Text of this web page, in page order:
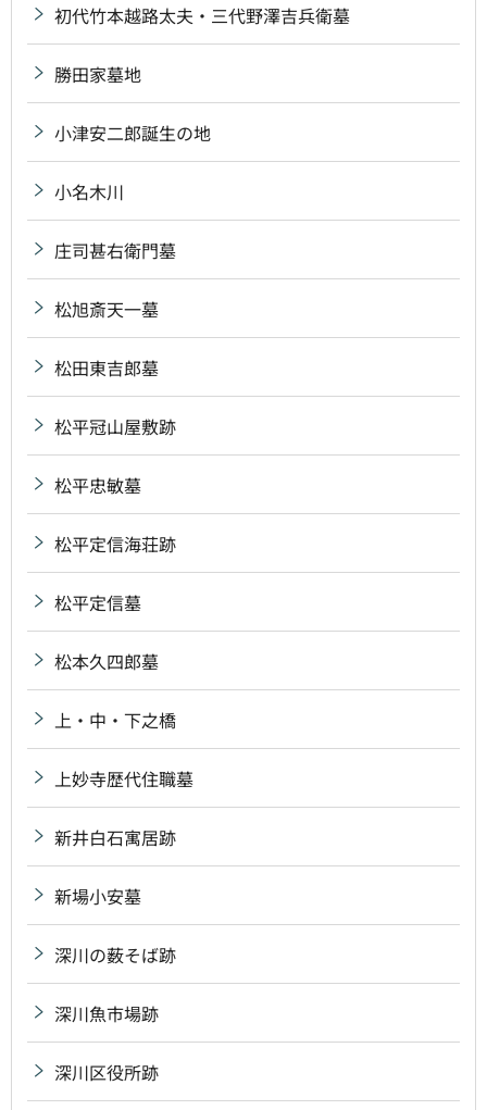
初代竹本越路太夫・三代野澤吉兵衛墓
勝田家墓地
小津安二郎誕生の地
小名木川
庄司甚右衛門墓
松旭斎天一墓
松田東吉郎墓
松平冠山屋敷跡
松平忠敏墓
松平定信海荘跡
松平定信墓
松本久四郎墓
上・中・下之橋
上妙寺歴代住職墓
新井白石寓居跡
新場小安墓
深川の薮そば跡
深川魚市場跡
深川区役所跡